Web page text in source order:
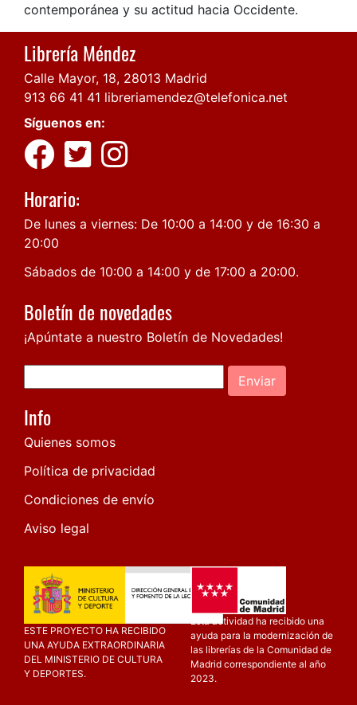
contemporánea y su actitud hacia Occidente.
Librería Méndez
Calle Mayor, 18, 28013 Madrid
913 66 41 41 libreriamendez@telefonica.net
Síguenos en:
Horario:
De lunes a viernes: De 10:00 a 14:00 y de 16:30 a
20:00
Sábados de 10:00 a 14:00 y de 17:00 a 20:00.
Boletín de novedades
¡Apúntate a nuestro Boletín de Novedades!
Enviar
Info
Quienes somos
Política de privacidad
Condiciones de envío
Aviso legal
ESTE PROYECTO HA RECIBIDO
UNA AYUDA EXTRAORDINARIA
DEL MINISTERIO DE CULTURA
Y DEPORTES.
Esta actividad ha recibido una
ayuda para la modernización de
las librerías de la Comunidad de
Madrid correspondiente al año
2023.